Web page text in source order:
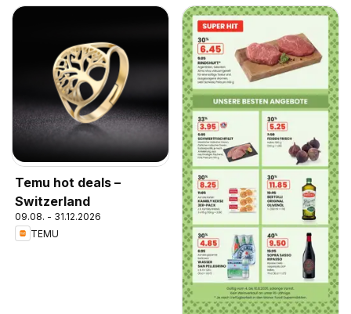
Temu hot deals –
Switzerland
09.08. - 31.12.2026
TEMU